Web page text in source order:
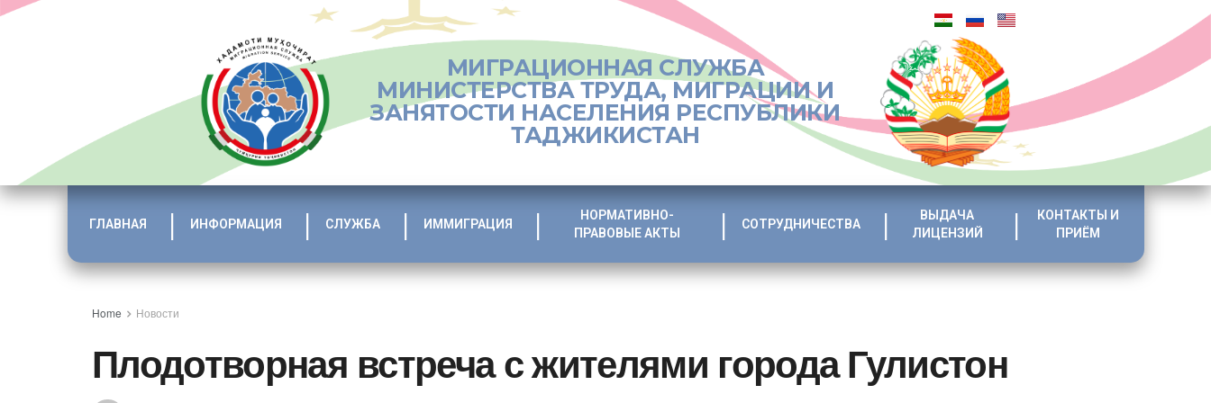
МИГРАЦИОННАЯ СЛУЖБА
МИНИСТЕРСТВА ТРУДА, МИГРАЦИИ И
ЗАНЯТОСТИ НАСЕЛЕНИЯ РЕСПУБЛИКИ
ТАДЖИКИСТАН
ГЛАВНАЯ ИНФОРМАЦИЯ СЛУЖБА ИММИГРАЦИЯ
НОРМАТИВНО-
ПРАВОВЫЕ АКТЫ
СОТРУДНИЧЕСТВА
ВЫДАЧА
ЛИЦЕНЗИЙ
КОНТАКТЫ И
ПРИЁМ
Home Новости
Плодотворная встреча с жителями города Гулистон